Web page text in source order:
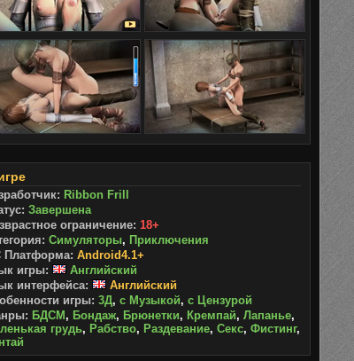
Ribbon Frill
Завершена
ограничение: 18+
Симуляторы, Приключения
Платформа: Android4.1+
игры:
Английский
интерфейса:
Английский
игры: 3Д, с Музыкой, с Цензурой
БДСМ , Бондаж, Брюнетки, Кремпай, Лапанье,
грудь, Рабство, Раздевание, Секс, Фистинг,